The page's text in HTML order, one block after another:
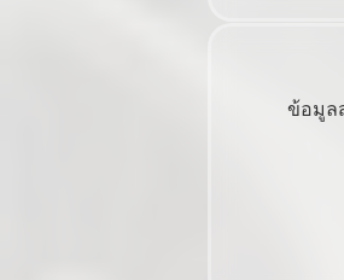
ข้อมูล